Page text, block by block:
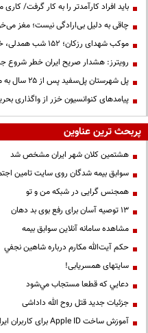
باید افراد کارآمدتر را به کار گرفت/
چاقی به دلیل بی‌ارادگی نیست؛ مغز
موکب شهدای رزکان؛ ۱۵۲ شب همدلی، خدمت و میزبانی از مردم ولایت‌مدار شهریار
رویترز: هشدار صریح ایران خطر شروع
پل شهرستان پل‌سفید پس از ۲۵ سال به مرحله بهره‌برداری رسید
پیامدهای کنوانسیون خزر از واگذاری
پربحث ترین عناوین
هشتمین کلان شهر ایران مشخص شد
سوابق بیمه شدگان روی سایت تامین
همجنس گرایی در شبکه من و تو
13 توصیه آسان برای رفع بوی بد دهان
مشاهده سامانه آنلاين سوابق بیمه
حكم آيت‌الله مكارم درباره شاهين نجفي
سایتهای همسریابی!
دعايي كه قطعا مستجاب مي‌شود
جزئیات جدید قتل روح الله داداشی
آموزش ساخت Apple ID برای کاربران ایرانی